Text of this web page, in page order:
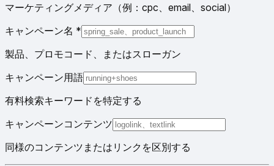
マーケティングメディア（例：cpc、email、social）
キャンペーン名 *
製品、プロモコード、またはスローガン
キャンペーン用語
有料検索キーワードを特定する
キャンペーンコンテンツ
同様のコンテンツまたはリンクを区別する